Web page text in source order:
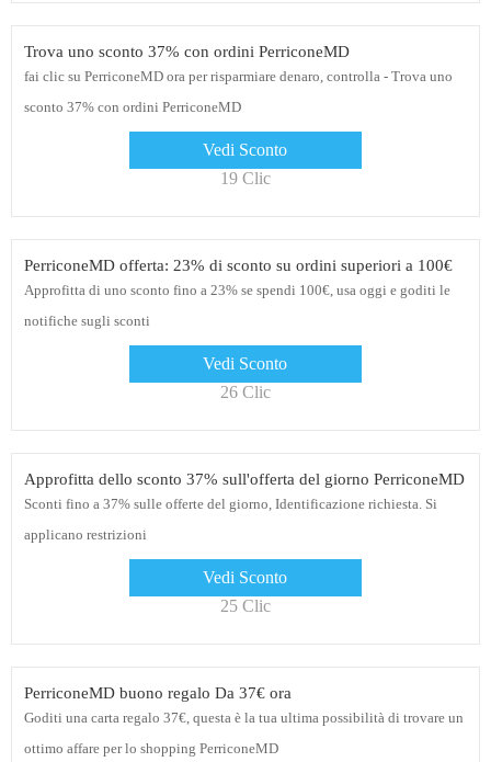
Trova uno sconto 37% con ordini PerriconeMD
fai clic su PerriconeMD ora per risparmiare denaro, controlla - Trova uno
sconto 37% con ordini PerriconeMD
Vedi Sconto
19 Clic
PerriconeMD offerta: 23% di sconto su ordini superiori a 100€
Approfitta di uno sconto fino a 23% se spendi 100€, usa oggi e goditi le
notifiche sugli sconti
Vedi Sconto
26 Clic
Approfitta dello sconto 37% sull'offerta del giorno PerriconeMD
Sconti fino a 37% sulle offerte del giorno, Identificazione richiesta. Si
applicano restrizioni
Vedi Sconto
25 Clic
PerriconeMD buono regalo Da 37€ ora
Goditi una carta regalo 37€, questa è la tua ultima possibilità di trovare un
ottimo affare per lo shopping PerriconeMD